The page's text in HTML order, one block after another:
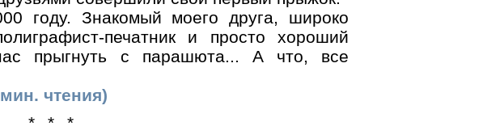
году. Знакомый моего друга, широко
печатник и просто хороший
прыгнуть с парашюта... А что, все
чтения)
* * *